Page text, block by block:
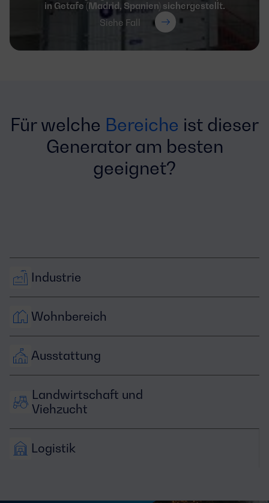
in Getafe (Madrid, Spanien) sichergestellt.
Siehe Fall
Für welche Bereiche ist dieser
Generator am besten
geeignet?
Industrie
Wohnbereich
Ausstattung
Landwirtschaft und
Viehzucht
Logistik